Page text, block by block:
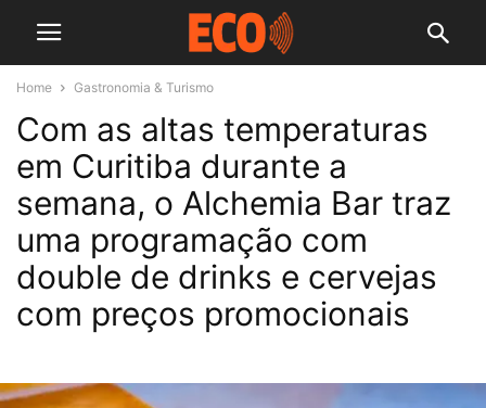
Home Gastronomia & Turismo
Com as altas temperaturas
em Curitiba durante a
semana, o Alchemia Bar traz
uma programação com
double de drinks e cervejas
com preços promocionais